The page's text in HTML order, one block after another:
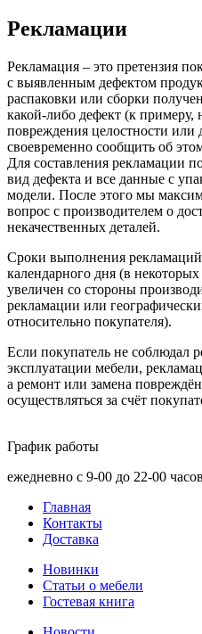
Рекламации
Рекламация – это претензия
с выявленным дефектом
распаковки или сборки
какой-либо дефект (к примеру,
повреждения целостности или
своевременно сообщить об
Для составления рекламации
вид дефекта и все данные с
модели. После этого мы
вопрос с производителем о
некачественных деталей.
Сроки выполнения рекламаций
календарного дня (в
увеличен со стороны
рекламации или
относительно покупателя).
Если покупатель не соблюдал
эксплуатации мебели,
а ремонт или замена
осуществляться за счёт
График работы
ежедневно с 9-00 до 22-00 часов
Главная
Контакты
Доставка
Новинки
Статьи о мебели
Гостевая книга